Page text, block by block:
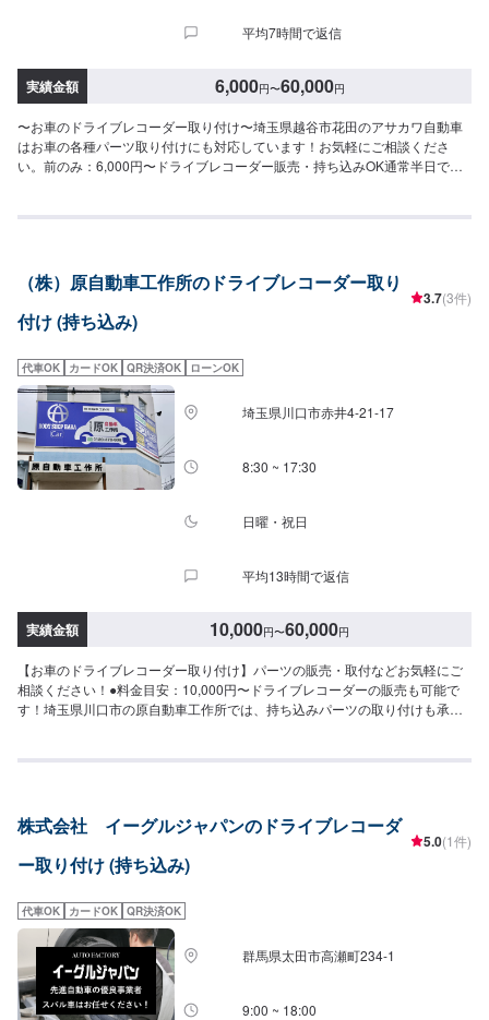
平均7時間で返信
実績金額 6,000円〜60,000円
〜お車のドライブレコーダー取り付け〜埼玉県越谷市花田のアサカワ自動車
はお車の各種パーツ取り付けにも対応しています！お気軽にご相談くださ
い。前のみ：6,000円〜ドライブレコーダー販売・持ち込みOK通常半日で納
を承っております。現金、銀行振込はもちろん、各種クレジットカードなど
をお送りいただく際に、パーツの詳細とお車の車検証、または車種情報をお
送りください。場合によっては対応できかねることもございますので、あら
かじめご了承ください。\代車について/作業中は代車をお出しすることも可能
担となります。\営業時間・定休日/営業時間：8:45～18:00定休日：日曜日
（株）原自動車工作所のドライブレコーダー取り
付け (持ち込み)
3.7(3件)
代車OK カードOK QR決済OK ローンOK
埼玉県川口市赤井4-21-17
8:30 ~ 17:30
日曜・祝日
平均13時間で返信
実績金額 10,000円〜60,000円
【お車のドライブレコーダー取り付け】パーツの販売・取付などお気軽にご
相談ください！●料金目安：10,000円〜ドライブレコーダーの販売も可能で
す！埼玉県川口市の原自動車工作所では、持ち込みパーツの取り付けも承っ
にご相談ください。※料金など詳しくはお問合せください。【パーツ持ち込み
いただきますので、あらかじめご了承ください。【代車について】無料代車
（無保険時）を24台ご用意しております。燃料代はお客さま負担となります
ので、ご了承ください。【営業時間・定休日】営業時間：8:30〜17:30定休
株式会社 イーグルジャパンのドライブレコーダ
ー取り付け (持ち込み)
5.0(1件)
代車OK カードOK QR決済OK
群馬県太田市高瀬町234-1
9:00 ~ 18:00